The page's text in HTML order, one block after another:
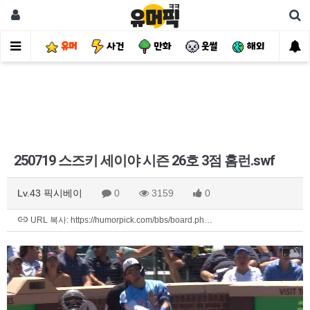
유머 사건 만화 웃썰 해외 핫
250719 스즈키 세이야 시즌 26호 3점 홈런.swf
Lv.43 픽시베이 0 3159 0
URL 복사: https://humorpick.com/bbs/board.ph…